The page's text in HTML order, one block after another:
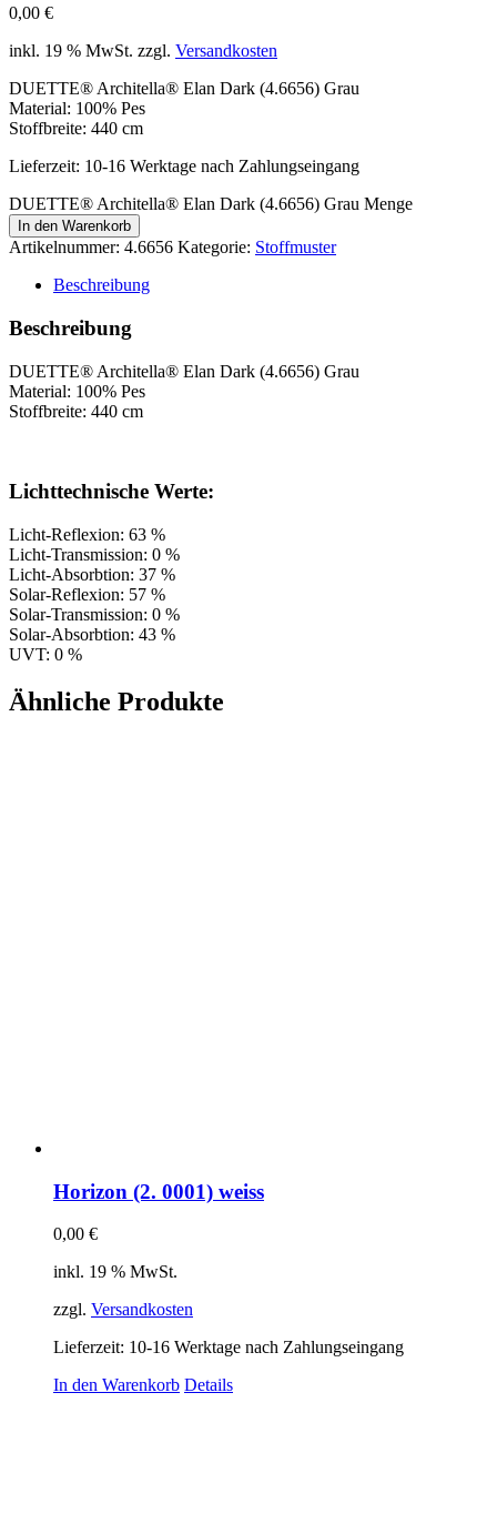
0,00 €
inkl. 19 % MwSt. zzgl. Versandkosten
DUETTE® Architella® Elan Dark (4.6656) Grau
Material: 100% Pes
Stoffbreite: 440 cm
Lieferzeit: 10-16 Werktage nach Zahlungseingang
DUETTE® Architella® Elan Dark (4.6656) Grau Menge
In den Warenkorb
Artikelnummer: 4.6656 Kategorie: Stoffmuster
Beschreibung
Beschreibung
DUETTE® Architella® Elan Dark (4.6656) Grau
Material: 100% Pes
Stoffbreite: 440 cm
Lichttechnische Werte:
Licht-Reflexion: 63 %
Licht-Transmission: 0 %
Licht-Absorbtion: 37 %
Solar-Reflexion: 57 %
Solar-Transmission: 0 %
Solar-Absorbtion: 43 %
UVT: 0 %
Ähnliche Produkte
Horizon (2. 0001) weiss
0,00 €
inkl. 19 % MwSt.
zzgl. Versandkosten
Lieferzeit: 10-16 Werktage nach Zahlungseingang
In den Warenkorb Details